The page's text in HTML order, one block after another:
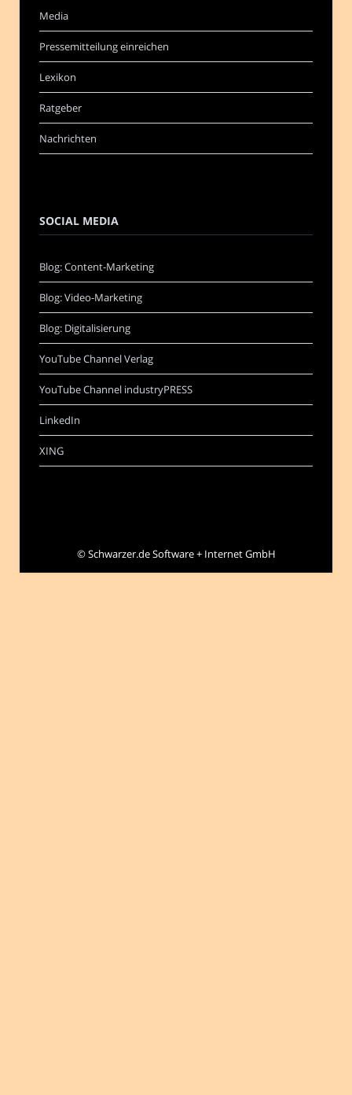
Media
Pressemitteilung einreichen
Lexikon
Ratgeber
Nachrichten
SOCIAL MEDIA
Blog: Content-Marketing
Blog: Video-Marketing
Blog: Digitalisierung
YouTube Channel Verlag
YouTube Channel industryPRESS
LinkedIn
XING
©Schwarzer.de Software + Internet GmbH